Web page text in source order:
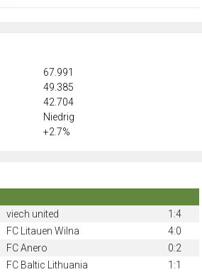
67.991
49.385
42.704
Niedrig
+2.7%
viech united
1:4
FC Litauen Wilna
4:0
FC Anero
0:2
FC Baltic Lithuania
1:1